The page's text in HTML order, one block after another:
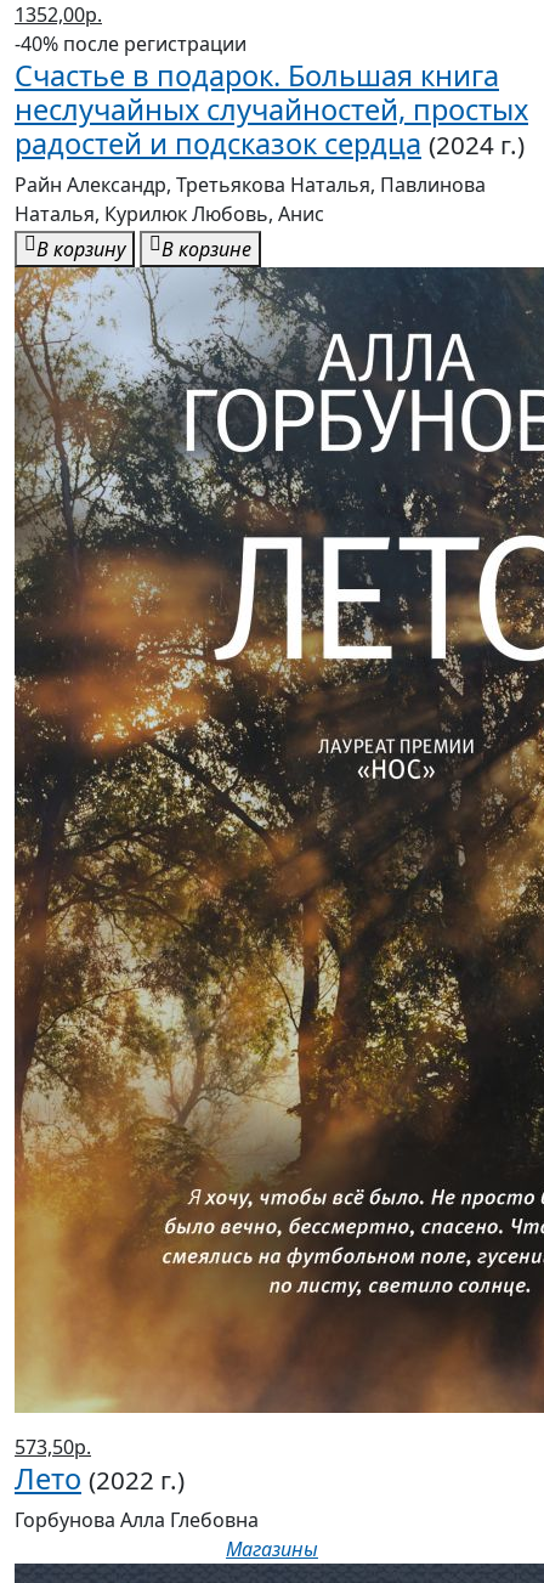
1352,00р.
-40% после регистрации
Счастье в подарок. Большая книга
неслучайных случайностей, простых
радостей и подсказок сердца (2024 г.)
Райн Александр, Третьякова Наталья, Павлинова
Наталья, Курилюк Любовь, Анис
В корзину
В корзине
573,50р.
Лето (2022 г.)
Горбунова Алла Глебовна
Магазины